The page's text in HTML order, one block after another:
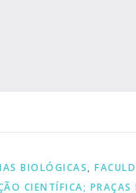
BIOLÓGICAS,
CIENTÍFICA;